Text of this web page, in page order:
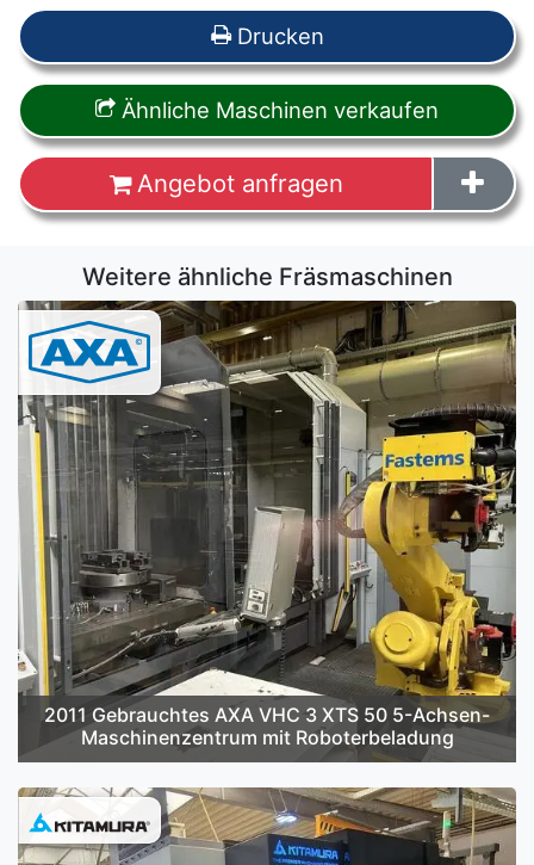
Drucken
Ähnliche Maschinen verkaufen
Angebot anfragen
Weitere ähnliche Fräsmaschinen
2011 Gebrauchtes AXA VHC 3 XTS 50 5-Achsen-
Maschinenzentrum mit Roboterbeladung